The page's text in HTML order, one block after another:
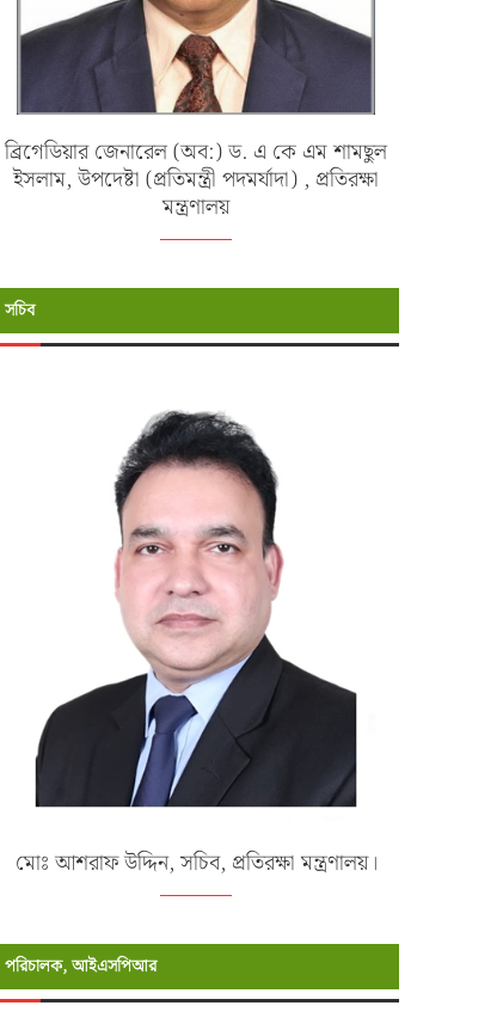
ব্রিগেডিয়ার জেনারেল (অব:) ড. এ কে এম শামছুল
ইসলাম, উপদেষ্টা (প্রতিমন্ত্রী পদমর্যাদা) , প্রতিরক্ষা
মন্ত্রণালয়
সচিব
মোঃ আশরাফ উদ্দিন, সচিব, প্রতিরক্ষা মন্ত্রণালয়।
পরিচালক, আইএসপিআর